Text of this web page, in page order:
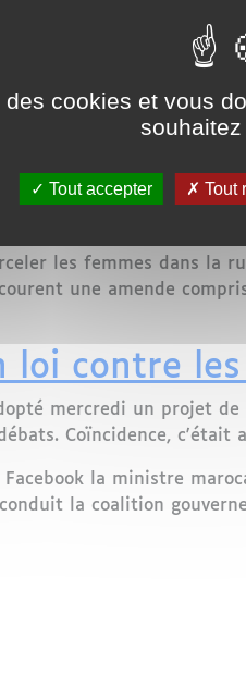
la loi contre le
sanctionner lourdement
les femmes dans la
une amende
loi contre
mercredi un projet
Coïncidence,
la ministre
la coalition
cookies et vous
Tout accepter Tout